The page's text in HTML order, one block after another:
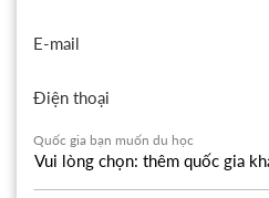
E-mail
Điện thoại
Quốc gia bạn muốn du học